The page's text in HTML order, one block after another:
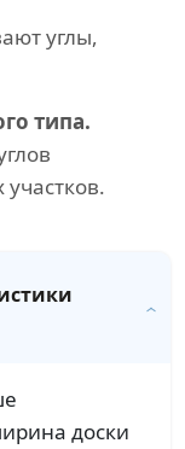
углы,
типа.
доски